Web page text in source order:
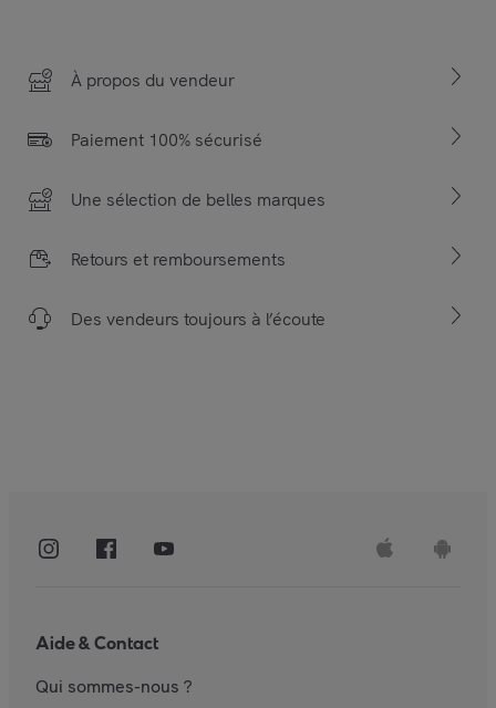
À propos du vendeur
Paiement 100% sécurisé
Une sélection de belles marques
Retours et remboursements
Des vendeurs toujours à l’écoute
Aide & Contact
Qui sommes-nous ?